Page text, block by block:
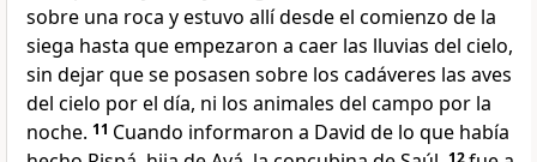
sobre una roca y estuvo allí desde el comienzo de la
siega hasta que empezaron a caer las lluvias del cielo,
sin dejar que se posasen sobre los cadáveres las aves
del cielo por el día, ni los animales del campo por la
noche. 11 Cuando informaron a David de lo que había
12